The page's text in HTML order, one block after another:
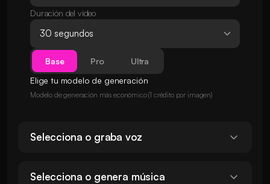
Duración del vídeo
Base Pro
Ultra
Elige tu modelo de generación
Modelo de generación más económico (1 crédito por imagen)
Selecciona o graba voz
Selecciona o genera música